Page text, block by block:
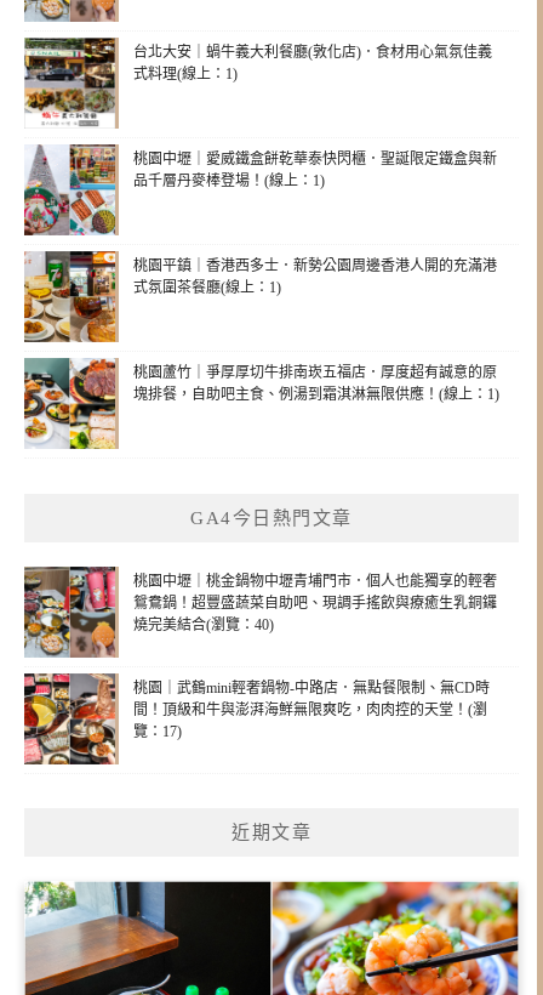
台北大安｜蝸牛義大利餐廳(敦化店)．食材用心氣氛佳義
式料理(線上：1)
桃園中壢｜愛威鐵盒餅乾華泰快閃櫃．聖誕限定鐵盒與新
品千層丹麥棒登場！(線上：1)
桃園平鎮｜香港西多士．新勢公園周邊香港人開的充滿港
式氛圍茶餐廳(線上：1)
桃園蘆竹｜爭厚厚切牛排南崁五福店．厚度超有誠意的原
塊排餐，自助吧主食、例湯到霜淇淋無限供應！(線上：1)
GA4今日熱門文章
桃園中壢｜桃金鍋物中壢青埔門市．個人也能獨享的輕奢
鴛鴦鍋！超豐盛蔬菜自助吧、現調手搖飲與療癒生乳銅鑼
燒完美結合(瀏覽：40)
桃園｜武鶴mini輕奢鍋物-中路店．無點餐限制、無CD時
間！頂級和牛與澎湃海鮮無限爽吃，肉肉控的天堂！(瀏
覽：17)
近期文章